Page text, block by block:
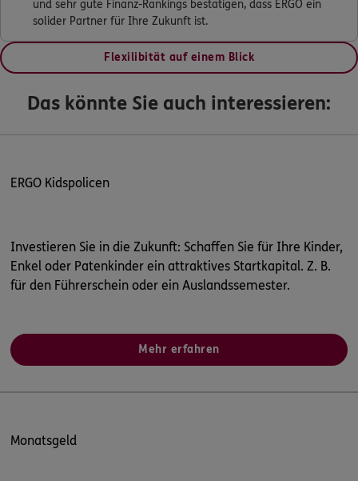
und sehr gute Finanz-Rankings bestätigen, dass ERGO ein
solider Partner für Ihre Zukunft ist.
Flexilibität auf einem Blick
Das könnte Sie auch interessieren:
ERGO Kidspolicen
Investieren Sie in die Zukunft: Schaffen Sie für Ihre Kinder,
Enkel oder Patenkinder ein attraktives Startkapital. Z. B.
für den Führerschein oder ein Auslandssemester.
Mehr erfahren
Monatsgeld